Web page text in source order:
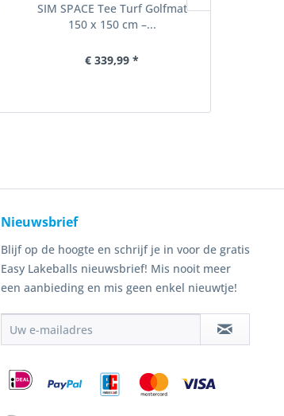
SIM SPACE Tee Turf Golfmat
150 x 150 cm –...
€ 339,99 *
Nieuwsbrief
Blijf op de hoogte en schrijf je in voor de gratis
Easy Lakeballs nieuwsbrief! Mis nooit meer
een aanbieding en mis geen enkel nieuwtje!